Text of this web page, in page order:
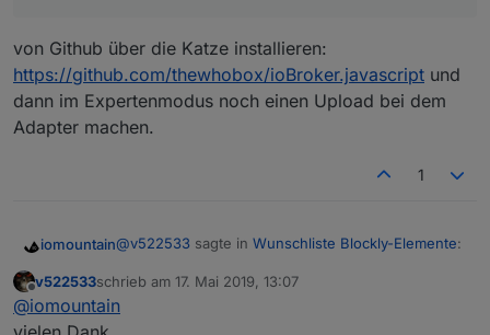
von Github über die Katze installieren:
https://github.com/thewhobox/ioBroker.javascript und
dann im Expertenmodus noch einen Upload bei dem
Adapter machen.
1
iomountain@v522533 sagte in Wunschliste Blockly-Elemente:
Offline
v522533schrieb am 17. Mai 2019, 13:07
zuletzt editiert von
@iomountain